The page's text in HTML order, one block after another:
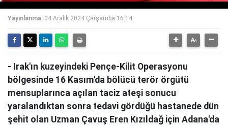
Yayınlanma: 04 Aralık 2024 Çarşamba 16:14
- Irak'ın kuzeyindeki Pençe-Kilit Operasyonu
bölgesinde 16 Kasım'da bölücü terör örgütü
mensuplarınca açılan taciz ateşi sonucu
yaralandıktan sonra tedavi gördüğü hastanede dün
şehit olan Uzman Çavuş Eren Kızıldağ için Adana'da